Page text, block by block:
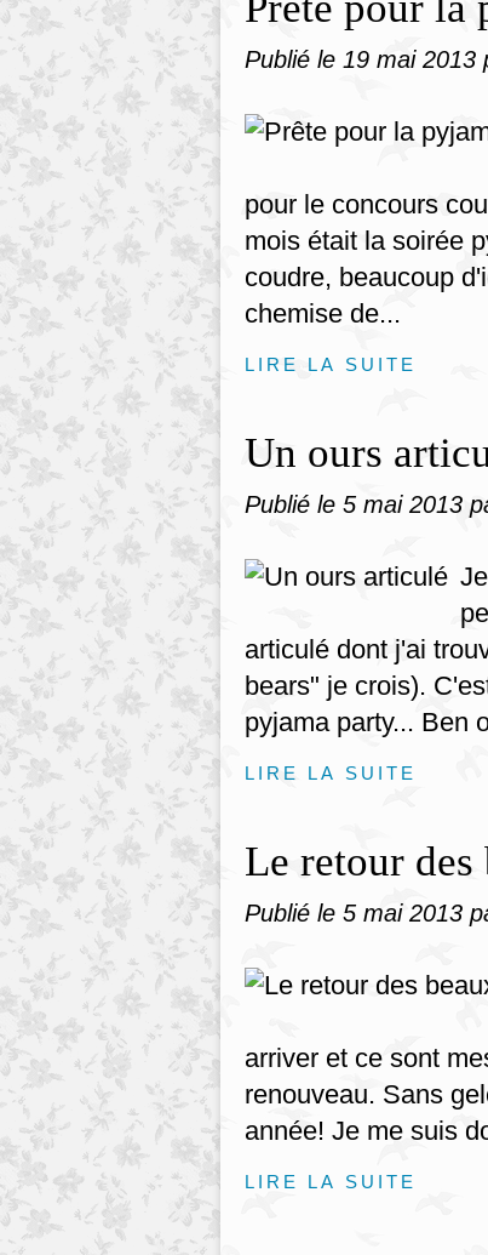
Publié le 19 mai 2013
pour le concours
mois était la soirée
coudre, beaucoup
chemise de...
LIRE LA SUITE
Un ours
Publié le 5 mai 2013
articulé dont j'ai
bears" je crois).
pyjama party... Ben
LIRE LA SUITE
Le retour des
Publié le 5 mai 2013
arriver et ce sont
renouveau. Sans
année! Je me suis
LIRE LA SUITE